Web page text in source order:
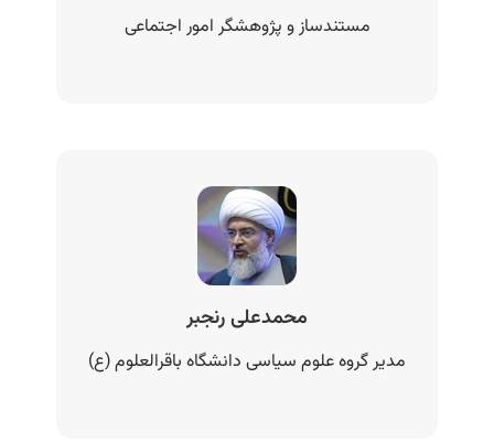
محمدعلی رنجبر
مدیر گروه علوم سیاسی دانشگاه باقرالعلوم (ع)
مستندساز و پژوهشگر امور اجتماعی